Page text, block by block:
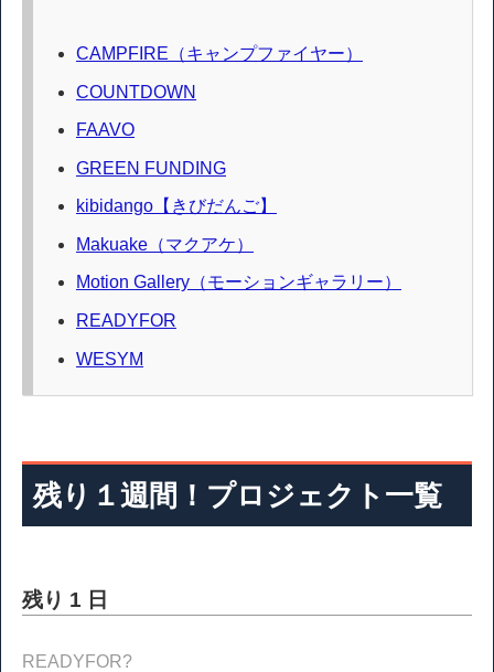
CAMPFIRE（キャンプファイヤー）
COUNTDOWN
FAAVO
GREEN FUNDING
kibidango【きびだんご】
Makuake（マクアケ）
Motion Gallery（モーションギャラリー）
READYFOR
WESYM
残り１週間！プロジェクト一覧
残り 1 日
READYFOR?